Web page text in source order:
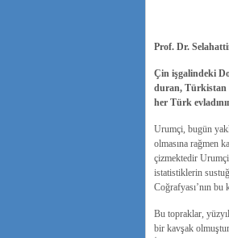
Prof. Dr.
Çin işgalindeki
duran, Türkistan
her Türk
Urumçi, bugün
olmasına rağmen
çizmektedir
istatistiklerin
Coğrafyası’nın
Bu topraklar,
bir kavşak